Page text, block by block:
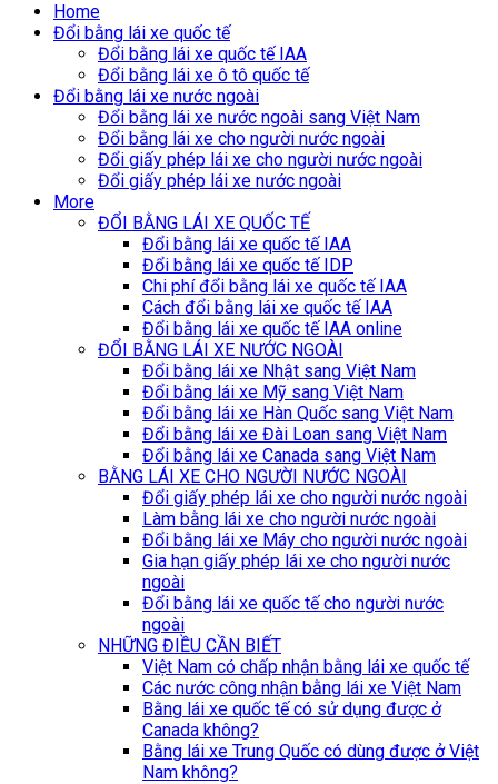
Home
Đổi bằng lái xe quốc tế
Đổi bằng lái xe quốc tế IAA
Đổi bằng lái xe ô tô quốc tế
Đổi bằng lái xe nước ngoài
Đổi bằng lái xe nước ngoài sang Việt Nam
Đổi bằng lái xe cho người nước ngoài
Đổi giấy phép lái xe cho người nước ngoài
Đổi giấy phép lái xe nước ngoài
More
ĐỔI BẰNG LÁI XE QUỐC TẾ
Đổi bằng lái xe quốc tế IAA
Đổi bằng lái xe quốc tế IDP
Chi phí đổi bằng lái xe quốc tế IAA
Cách đổi bằng lái xe quốc tế IAA
Đổi bằng lái xe quốc tế IAA online
ĐỔI BẰNG LÁI XE NƯỚC NGOÀI
Đổi bằng lái xe Nhật sang Việt Nam
Đổi bằng lái xe Mỹ sang Việt Nam
Đổi bằng lái xe Hàn Quốc sang Việt Nam
Đổi bằng lái xe Đài Loan sang Việt Nam
Đổi bằng lái xe Canada sang Việt Nam
BẰNG LÁI XE CHO NGƯỜI NƯỚC NGOÀI
Đổi giấy phép lái xe cho người nước ngoài
Làm bằng lái xe cho người nước ngoài
Đổi bằng lái xe Máy cho người nước ngoài
Gia hạn giấy phép lái xe cho người nước
ngoài
Đổi bằng lái xe quốc tế cho người nước
ngoài
NHỮNG ĐIỀU CẦN BIẾT
Việt Nam có chấp nhận bằng lái xe quốc tế
Các nước công nhận bằng lái xe Việt Nam
Bằng lái xe quốc tế có sử dụng được ở
Canada không?
Bằng lái xe Trung Quốc có dùng được ở Việt
Nam không?